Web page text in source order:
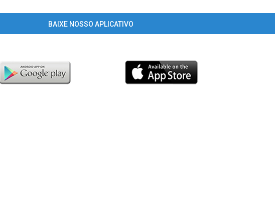
BAIXE NOSSO APLICATIVO